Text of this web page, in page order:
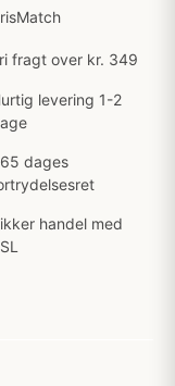
fragt over kr. 349
levering 1-2
dages
handel med